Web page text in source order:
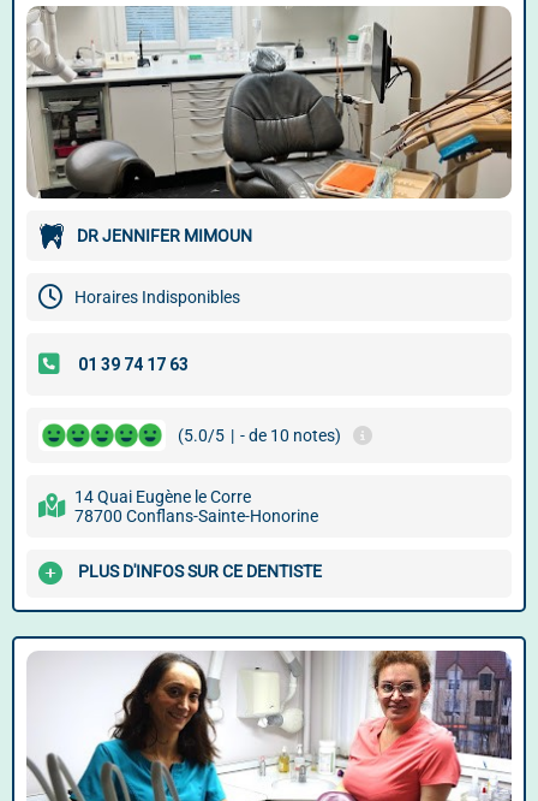
DR JENNIFER MIMOUN
Horaires Indisponibles
(5.0/5 | - de 10 notes)
14 Quai Eugène le Corre
78700 Conflans-Sainte-Honorine
PLUS D'INFOS SUR CE DENTISTE